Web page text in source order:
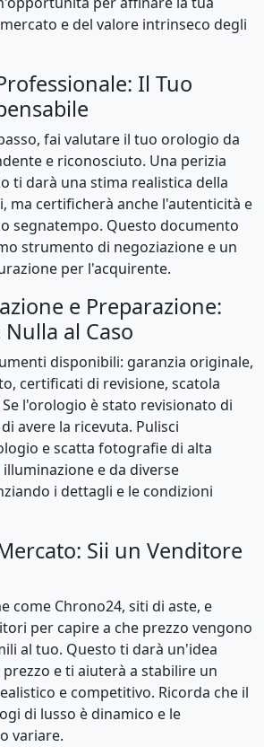
e del valore intrinseco degli
Il Tuo
fai valutare il tuo orologio da
e riconosciuto. Una perizia
ti darà una stima realistica della
ma certificherà anche l'autenticità e
segnatempo. Questo documento
strumento di negoziazione e un
per l'acquirente.
e Preparazione:
al Caso
disponibili: garanzia originale,
certificati di revisione, scatola
l'orologio è stato revisionato di
avere la ricevuta. Pulisci
e scatta fotografie di alta
e da diverse
i dettagli e le condizioni
Sii un Venditore
come Chrono24, siti di aste, e
per capire a che prezzo vengono
al tuo. Questo ti darà un'idea
e ti aiuterà a stabilire un
e competitivo. Ricorda che il
di lusso è dinamico e le
variare.